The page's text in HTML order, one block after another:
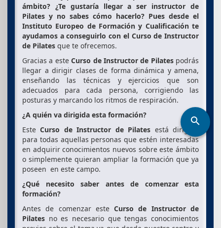
search
ámbito? ¿Te gustaría llegar a ser instructor de
Pilates y no sabes cómo hacerlo? Pues desde el
Instituto Europeo de Formación y Cualificación te
ayudamos a conseguirlo con el Curso de Instructor
de Pilates que te ofrecemos.
Gracias a esteCurso de Instructor de Pilates podrás
llegar a dirigir clases de forma dinámica y amena,
enseñando las técnicas y ejercicios que son
adecuados para cada persona, corrigiendo las
posturas y marcando los ritmos de respiración.
¿A quién va dirigida esta formación?
EsteCurso de Instructor de Pilates está dirigido
para todas aquellas personas que estén interesadas
en adquirir conocimientos nuevos sobre este ámbito
o simplemente quieran ampliar la formación que ya
poseen en este campo.
¿Qué necesito saber antes de comenzar esta
formación?
Antes de comenzar esteCurso de Instructor de
Pilates no es necesario que tengas conocimientos